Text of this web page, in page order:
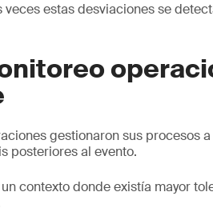
estas desviaciones se
gestionaron sus procesos
posteriores al evento.
contexto donde existía mayor